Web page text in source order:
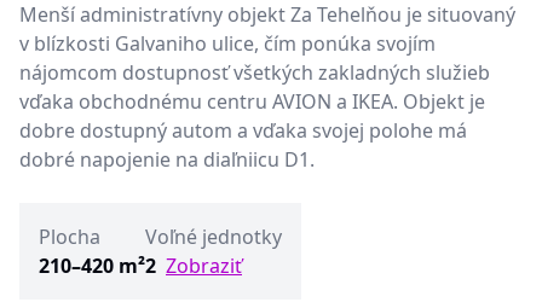
Menší administratívny objekt Za Tehelňou je situovaný
v blízkosti Galvaniho ulice, čím ponúka svojím
nájomcom dostupnosť všetkých zakladných služieb
vďaka obchodnému centru AVION a IKEA. Objekt je
dobre dostupný autom a vďaka svojej polohe má
dobré napojenie na diaľniicu D1.
Plocha
210–420 m²
Voľné jednotky
2 Zobraziť